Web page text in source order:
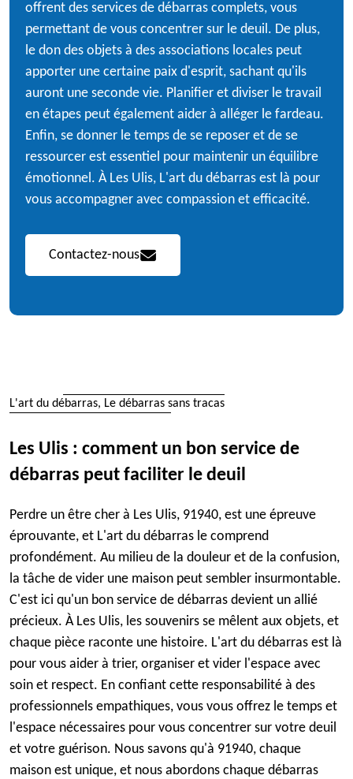
offrent des services de débarras complets, vous
permettant de vous concentrer sur le deuil. De plus,
le don des objets à des associations locales peut
apporter une certaine paix d'esprit, sachant qu'ils
auront une seconde vie. Planifier et diviser le travail
en étapes peut également aider à alléger le fardeau.
Enfin, se donner le temps de se reposer et de se
ressourcer est essentiel pour maintenir un équilibre
émotionnel. À Les Ulis, L'art du débarras est là pour
vous accompagner avec compassion et efficacité.
Contactez-nous
L'art du débarras, Le débarras sans tracas
Les Ulis : comment un bon service de
débarras peut faciliter le deuil
Perdre un être cher à Les Ulis, 91940, est une épreuve
éprouvante, et L'art du débarras le comprend
profondément. Au milieu de la douleur et de la confusion,
la tâche de vider une maison peut sembler insurmontable.
C'est ici qu'un bon service de débarras devient un allié
précieux. À Les Ulis, les souvenirs se mêlent aux objets, et
chaque pièce raconte une histoire. L'art du débarras est là
pour vous aider à trier, organiser et vider l'espace avec
soin et respect. En confiant cette responsabilité à des
professionnels empathiques, vous vous offrez le temps et
l'espace nécessaires pour vous concentrer sur votre deuil
et votre guérison. Nous savons qu'à 91940, chaque
maison est unique, et nous abordons chaque débarras